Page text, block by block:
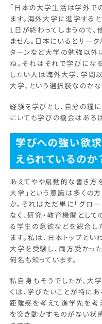
「日本の大学生活は学外で
ます。海外大学に進学する
1日が終わってしまうので
ません。日本にいるとサーク
ターンなど大学の勉強以外
ね。それはそれで学びにな
したい人は海外大学、学問
大学、という選択肢なのか
経験を学びとし、自分の糧
にいても学びの機会はある
学びへの強い欲
えられているのか
あえてやや扇動的な書き方
大学」という意識は多くの
か。それはただ単に「グロ
なく、研究・教育機関とし
る学生の意欲などを総合し
ます。私は、日本トップと
大学を受験し、両方受かっ
何名も知っています。
私自身もそうでしたが、大
くは、学びたいことが特に
距離感を考えて進学先を考
を突き動かすものがない状